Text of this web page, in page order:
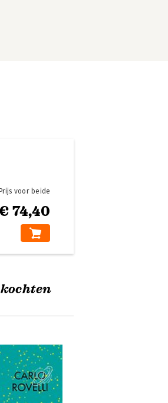
74,40
Prijs voor beide